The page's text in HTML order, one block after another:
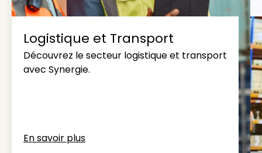
Logistique et Transport
Découvrez le secteur logistique et transport
avec Synergie.
En savoir plus